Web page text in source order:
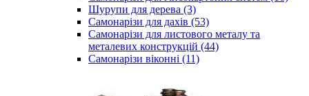
Шурупи для дерева (3)
Самонарізи для дахів (53)
Самонарізи для листового металу та
металевих конструкцій (44)
Самонарізи віконні (11)